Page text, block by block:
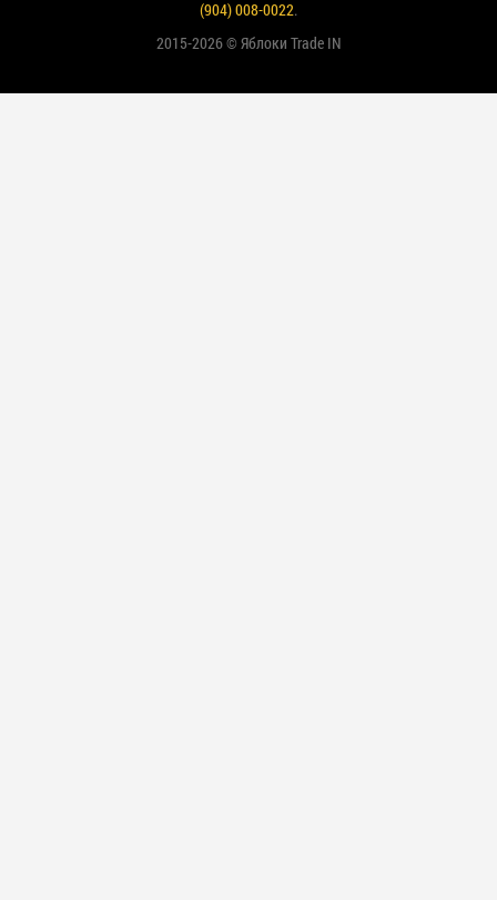
(904) 008-0022.
2015-2026 © Яблоки Trade IN